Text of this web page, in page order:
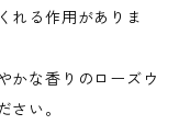
れる作用がありま
かな香りのローズウ
さい。